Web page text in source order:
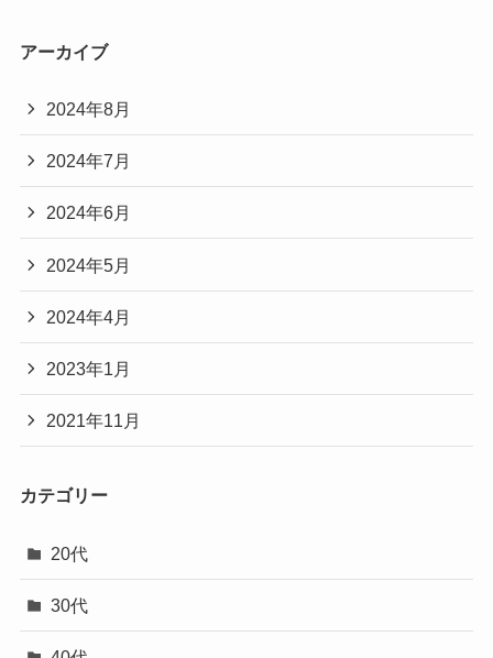
アーカイブ
2024年8月
2024年7月
2024年6月
2024年5月
2024年4月
2023年1月
2021年11月
カテゴリー
20代
30代